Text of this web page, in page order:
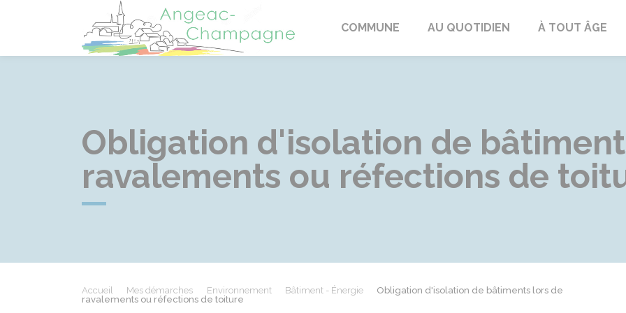
Angeac-Champagne
COMMUNE AU QUOTIDIEN À TOUT ÂGE
Obligation d'isolation de
ravalements ou réfections de
Accueil Mes démarches Environnement Bâtiment - Énergie
Obligation d'isolation de bâtiments lors de
ravalements ou réfections de toiture